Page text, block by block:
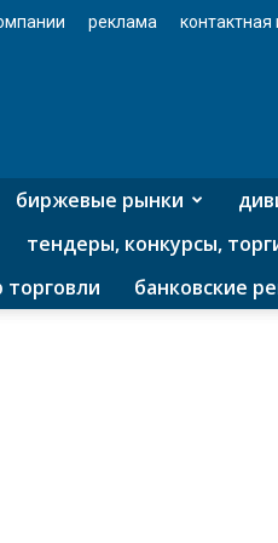
реклама
биржевые рынки
тендеры, конкурсы,
торговли банковские